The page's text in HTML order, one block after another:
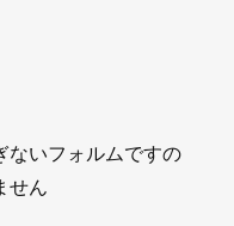
ないフォルムですの
せん